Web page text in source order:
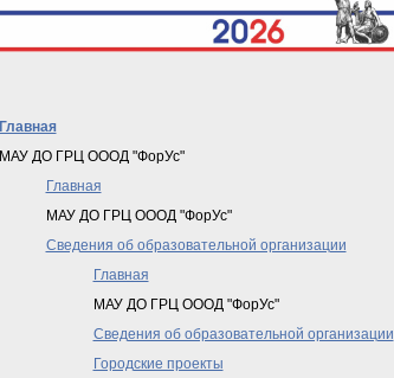
Главная
МАУ ДО ГРЦ ОООД "ФорУс"
Главная
МАУ ДО ГРЦ ОООД "ФорУс"
Cведения об образовательной организации
Главная
МАУ ДО ГРЦ ОООД "ФорУс"
Cведения об образовательной организации
Городские проекты